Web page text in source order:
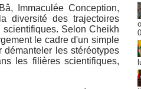
Immaculée Conception,
diversité des trajectoires
Selon Cheikh
le cadre d'un simple
les stéréotypes
les filières scientifiques,